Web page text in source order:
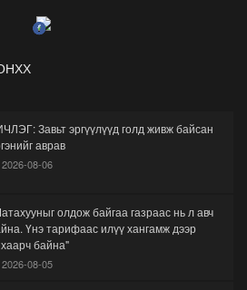
Завьт эргүүлүүд голд живж байсан
аврав
2026-08-06
олдож байгаа газраас нь л авч
Үнэ тарифаас илүү хангамж дээр
байна"
2026-08-05